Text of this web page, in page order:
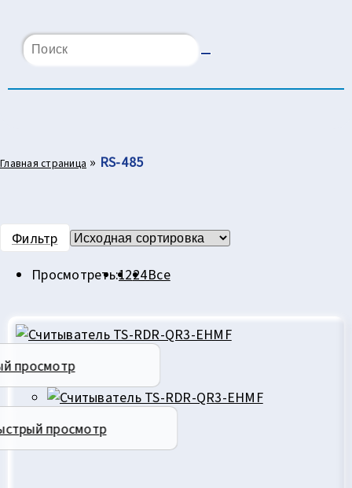
Главная страница » RS-485
Фильтр
Просмотреть:1224Все
просмотр
просмотр